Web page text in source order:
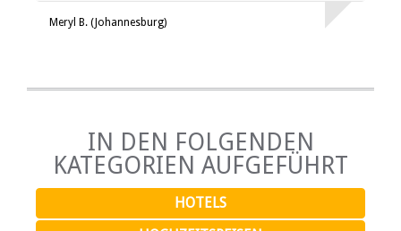
Meryl B. (Johannesburg)
IN DEN FOLGENDEN
KATEGORIEN AUFGEFÜHRT
HOTELS